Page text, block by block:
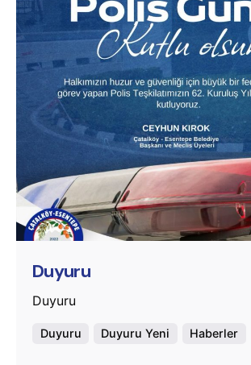
Posted by
murat.sozuak
Duyuru
Duyuru
Duyuru Duyuru Yeni Haberler